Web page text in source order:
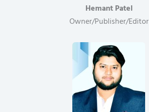
Hemant Patel
Owner/Publisher/Editor